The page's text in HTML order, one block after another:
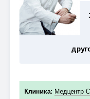
Клиника: Медцентр